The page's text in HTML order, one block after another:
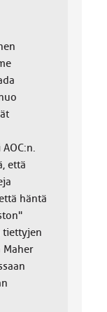
että
häntä
Maher